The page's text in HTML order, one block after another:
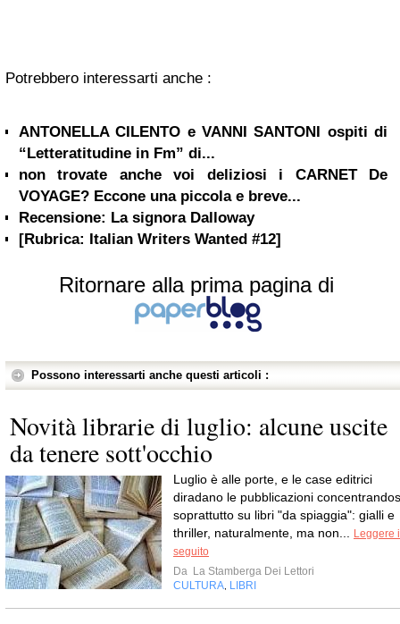
Potrebbero interessarti anche :
ANTONELLA CILENTO e VANNI SANTONI ospiti di
“Letteratitudine in Fm” di...
non trovate anche voi deliziosi i CARNET De
VOYAGE? Eccone una piccola e breve...
Recensione: La signora Dalloway
[Rubrica: Italian Writers Wanted #12]
Ritornare alla prima pagina di
Possono interessarti anche questi articoli :
Novità librarie di luglio: alcune uscite
da tenere sott'occhio
Luglio è alle porte, e le case editrici
diradano le pubblicazioni
soprattutto su libri "da spiaggia": gialli e
thriller, naturalmente, ma non...
Leggere
seguito
Da La Stamberga Dei Lettori
CULTURA LIBRI